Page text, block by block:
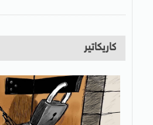
كاريكاتير